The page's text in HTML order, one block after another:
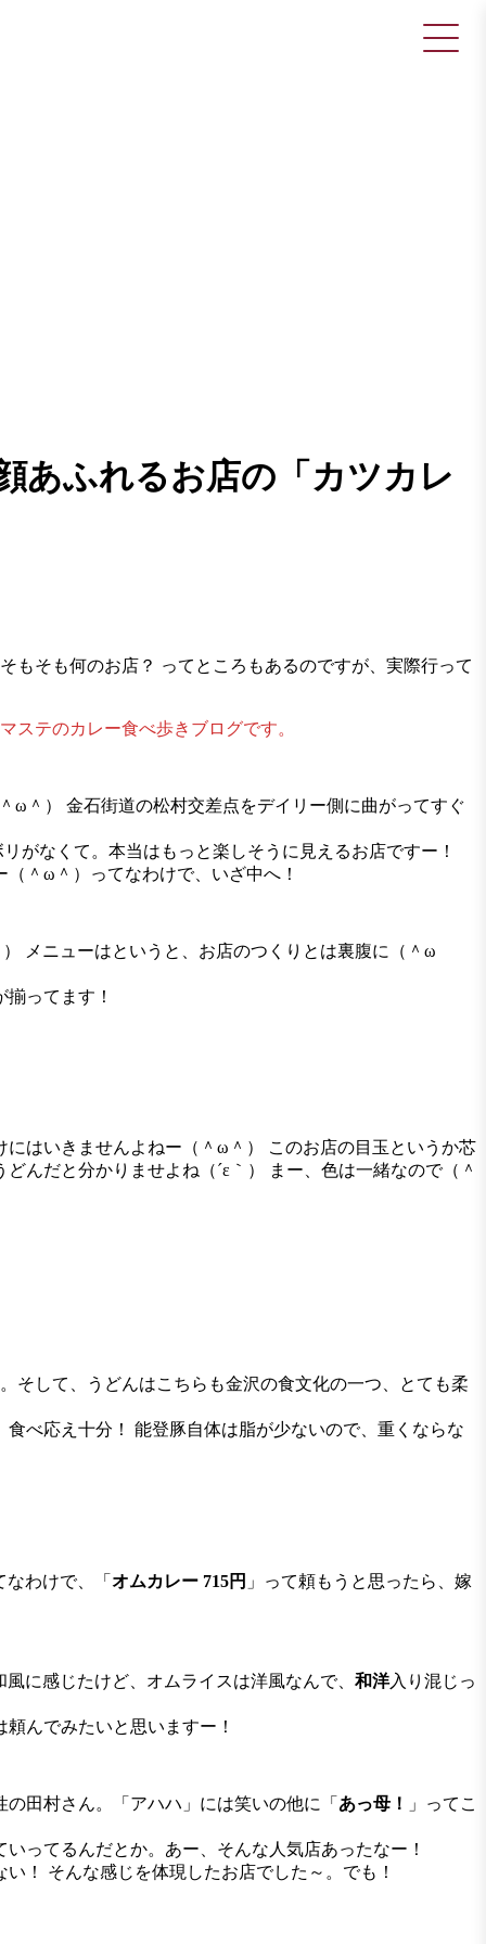
あふれるお店の「カツカレ
もそも何のお店？ ってところもあるのですが、実際行って
ステのカレー食べ歩きブログです。
ω＾） 金石街道の松村交差点をデイリー側に曲がってすぐ
がなくて。本当はもっと楽しそうに見えるお店ですー！
＾ω＾）ってなわけで、いざ中へ！
メニューはというと、お店のつくりとは裏腹に（＾ω
ってます！
にはいきませんよねー（＾ω＾） このお店の目玉というか芯
んだと分かりませよね（´ε｀） まー、色は一緒なので（＾
そして、うどんはこちらも金沢の食文化の一つ、とても柔
食べ応え十分！ 能登豚自体は脂が少ないので、重くならな
わけで、「 オムカレー 715円 」って頼もうと思ったら、嫁
に感じたけど、オムライスは洋風なんで、 和洋入り混じっ
んでみたいと思いますー！
田村さん。「アハハ」には笑いの他に「 あっ母！ 」ってこ
ってるんだとか。あー、そんな人気店あったなー！
！ そんな感じを体現したお店でした～。でも！